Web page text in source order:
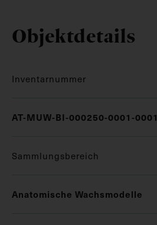
Objektdetails
Inventarnummer
AT-MUW-BI-000250-0001-0001
Sammlungsbereich
Anatomische Wachsmodelle